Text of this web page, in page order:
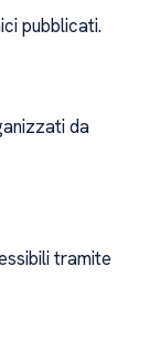
pubblicati.
da
tramite